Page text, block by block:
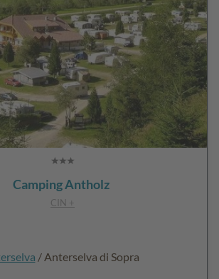
Camping Antholz
CIN +
/ Anterselva di Sopra